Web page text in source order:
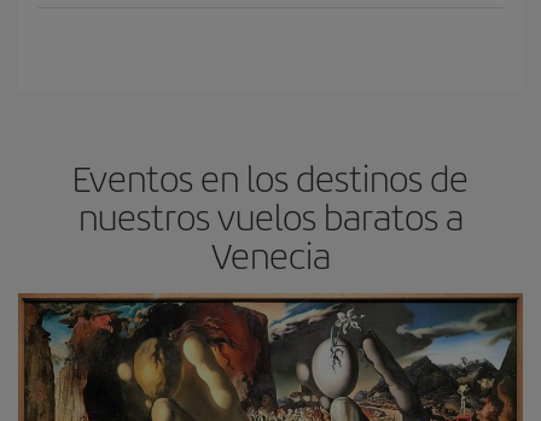
Eventos en los destinos de
nuestros vuelos baratos a
Venecia